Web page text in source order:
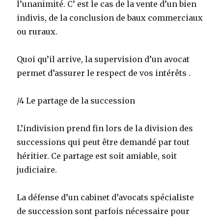
l’unanimité. C’ est le cas de la vente d’un bien
indivis, de la conclusion de baux commerciaux
ou ruraux.
Quoi qu’il arrive, la supervision d’un avocat
permet d’assurer le respect de vos intérêts .
/4 Le partage de la succession
L’indivision prend fin lors de la division des
successions qui peut être demandé par tout
héritier. Ce partage est soit amiable, soit
judiciaire.
La défense d’un cabinet d’avocats spécialiste
de succession sont parfois nécessaire pour